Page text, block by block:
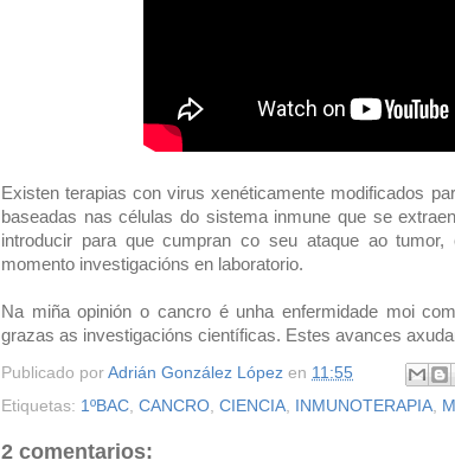
Existen terapias con virus xenéticamente modificados
baseadas nas células do sistema inmune que se
introducir para que cumpran co seu ataque ao
momento investigacións en laboratorio.
Na miña opinión o cancro é unha enfermidade moi
grazas as investigacións científicas. Estes avances
Publicado por Adrián González López en 11:55
Etiquetas: 1ºBAC, CANCRO, CIENCIA, INMUNOTERAPIA,
2 comentarios: